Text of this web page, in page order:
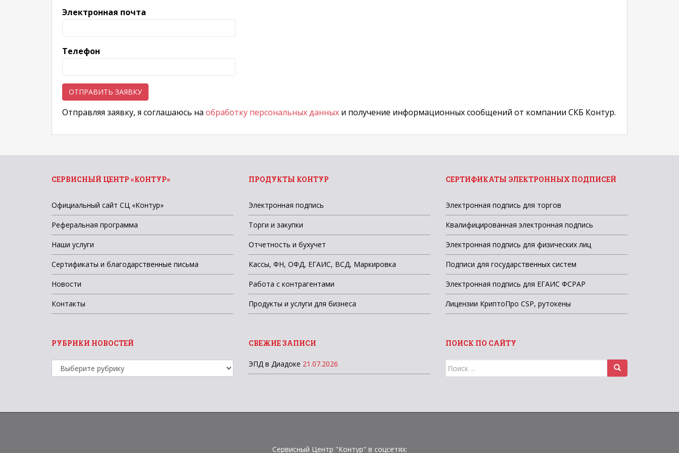
Электронная почта
Телефон
Отправляя заявку, я соглашаюсь на обработку персональных данных и получение информационных сообщений от компании СКБ Контур.
СЕРВИСНЫЙ ЦЕНТР «КОНТУР»
Официальный сайт СЦ «Контур»
Реферальная программа
Наши услуги
Сертификаты и благодарственные письма
Новости
Контакты
РУБРИКИ НОВОСТЕЙ
Рубрики
новостей
ПРОДУКТЫ КОНТУР
Электронная подпись
Торги и закупки
Отчетность и бухучет
Кассы, ФН, ОФД, ЕГАИС, ВСД, Маркировка
Работа с контрагентами
Продукты и услуги для бизнеса
СВЕЖИЕ ЗАПИСИ
ЭПД в Диадоке 21.07.2026
СЕРТИФИКАТЫ ЭЛЕКТРОННЫХ ПОДПИСЕЙ
Электронная подпись для торгов
Квалифицированная электронная подпись
Электронная подпись для физических лиц
Подписи для государственных систем
Электронная подпись для ЕГАИС ФСРАР
Лицензии КриптоПро CSP, рутокены
ПОИСК ПО САЙТУ
Поиск
для:
Сервисный Центр "Контур" в соцсетях: